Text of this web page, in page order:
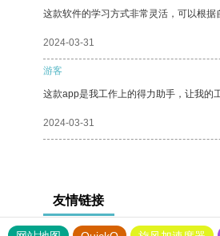
这款软件的学习方式非常灵活，可以根据
2024-03-31
游客
这款app是我工作上的得力助手，让我的
2024-03-31
友情链接